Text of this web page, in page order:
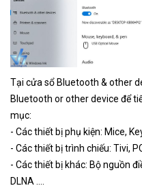
Tại cửa sổ Bluetooth & other
Bluetooth or other device để
mục:
- Các thiết bị phụ kiện: Mice,
- Các thiết bị trình chiếu: Tivi,
- Các thiết bị khác: Bộ nguồn
DLNA ....